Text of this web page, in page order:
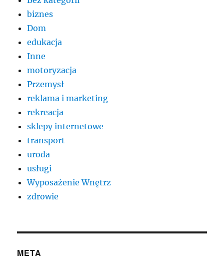
biznes
Dom
edukacja
Inne
motoryzacja
Przemysł
reklama i marketing
rekreacja
sklepy internetowe
transport
uroda
usługi
Wyposażenie Wnętrz
zdrowie
META